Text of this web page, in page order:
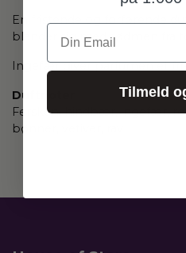
En fristende og forførende
blander sig med sødmen fra
Ingefær giver parfumen et
Duftnoter
Fersken, hindbær, ingefær,
bønner, vetiver, rav
Din Email
Tilmeld